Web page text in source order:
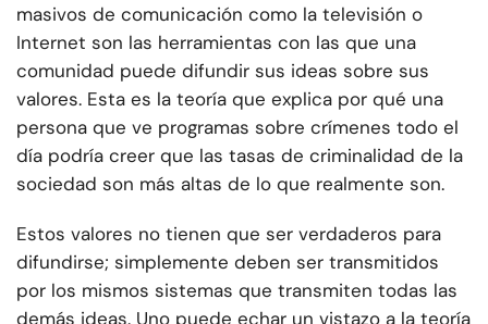
masivos de comunicación como la televisión o
Internet son las herramientas con las que una
comunidad puede difundir sus ideas sobre sus
valores. Esta es la teoría que explica por qué una
persona que ve programas sobre crímenes todo el
día podría creer que las tasas de criminalidad de la
sociedad son más altas de lo que realmente son.
Estos valores no tienen que ser verdaderos para
difundirse; simplemente deben ser transmitidos
por los mismos sistemas que transmiten todas las
demás ideas. Uno puede echar un vistazo a la teoría